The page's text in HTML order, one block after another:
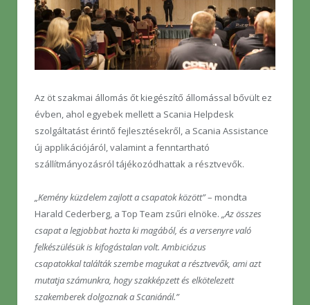
Az öt szakmai állomás őt kiegészítő állomással bővült ez
évben, ahol egyebek mellett a Scania Helpdesk
szolgáltatást érintő fejlesztésekről, a Scania Assistance
új applikációjáról, valamint a fenntartható
szállítmányozásról tájékozódhattak a résztvevők.
„Kemény küzdelem zajlott a csapatok között”– mondta
Harald Cederberg, a Top Team zsűri elnöke. „Az összes
csapat a legjobbat hozta ki magából, és a versenyre való
felkészülésük is kifogástalan volt. Ambiciózus
csapatokkal találták szembe magukat a résztvevők, ami azt
mutatja számunkra, hogy szakképzett és elkötelezett
szakemberek dolgoznak a Scaniánál.”